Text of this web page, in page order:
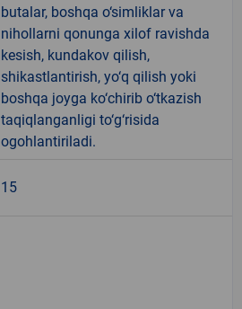
butalar, boshqa o‘simliklar va
nihollarni qonunga xilof ravishda
kesish, kundakov qilish,
shikastlantirish, yo‘q qilish yoki
boshqa joyga ko‘chirib o‘tkazish
taqiqlanganligi to‘g‘risida
ogohlantiriladi.
15